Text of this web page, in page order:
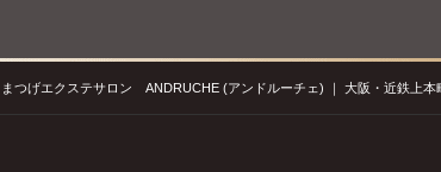
つげエクステサロン ANDRUCHE (アンドルーチェ) ｜ 大阪・近鉄上本